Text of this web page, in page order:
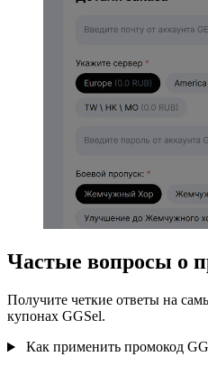
Частые вопросы о
Получите четкие ответы на
купонах GGSel.
Как применить промокод